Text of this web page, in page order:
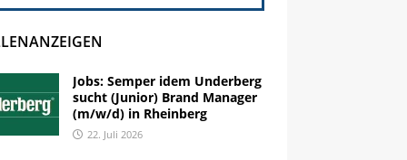
Jobs: Semper idem Underberg
sucht (Junior) Brand Manager
(m/w/d) in Rheinberg
22. Juli 2026